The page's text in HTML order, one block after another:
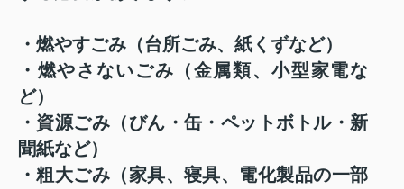
・燃やすごみ（台所ごみ、紙くずなど）
・燃やさないごみ（金属類、小型家電な
ど）
・資源ごみ（びん・缶・ペットボトル・新
聞紙など）
・粗大ごみ（家具、寝具、電化製品の一部